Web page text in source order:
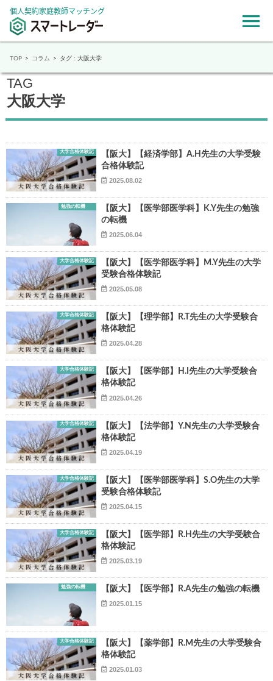
個人契約家庭教師マッチング
▶
▶
TOP コラム タグ : 大阪大学
TAG
大阪大学
大学合格体験記
【阪大】【経済学部】A.H先生の大学受験
合格体験記
2025.08.02
勉強の転機
【阪大】【医学部医学科】K.Y先生の勉強
の転機
2025.06.04
大学合格体験記
【阪大】【医学部医学科】M.Y先生の大学
受験合格体験記
2025.05.08
大学合格体験記
【阪大】【理学部】R.T先生の大学受験合
格体験記
2025.04.28
大学合格体験記
【阪大】【医学部】H.I先生の大学受験合
格体験記
2025.04.26
大学合格体験記
【阪大】【法学部】Y.N先生の大学受験合
格体験記
2025.04.19
大学合格体験記
【阪大】【医学部医学科】S.O先生の大学
受験合格体験記
2025.04.15
大学合格体験記
【阪大】【医学部】R.H先生の大学受験合
格体験記
2025.03.19
勉強の転機 【阪大】【医学部】R.A先生の勉強の転機
2025.01.15
大学合格体験記
【阪大】【薬学部】R.M先生の大学受験合
格体験記
2025.01.03